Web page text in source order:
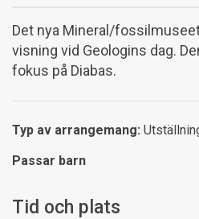
Det nya Mineral/
visning vid Geologins dag.
fokus på Diabas.
Typ av arrangemang:
Passar barn
Tid och plats